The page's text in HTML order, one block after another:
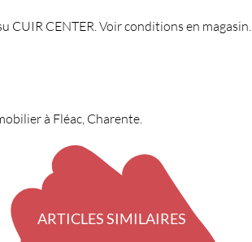
CUIR CENTER. Voir conditions en magasin.
à Fléac, Charente.
ARTICLES SIMILAIRES